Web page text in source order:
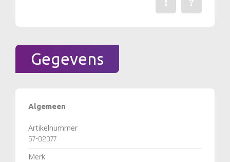
Stel een
?
Een fout gevonden?
!
Gegevens
Algemeen
Artikelnummer
57-02077
Merk